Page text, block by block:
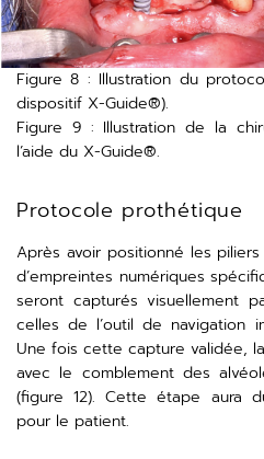
Figure 8 : Illustration du
dispositif X-Guide®).
Figure 9 : Illustration de la
l’aide du X-Guide®.
Protocole prothétique
Après avoir positionné les
d’empreintes numériques
seront capturés visuellement
celles de l’outil de navigation
Une fois cette capture validée,
avec le comblement des
(figure 12). Cette étape aura
pour le patient.